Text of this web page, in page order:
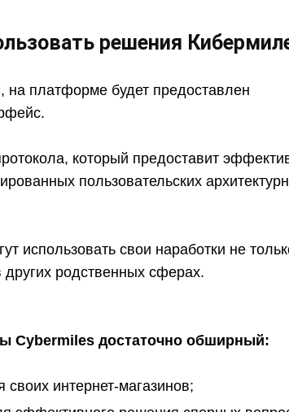
решения
платформе будет предоставлен
который предоставит
пользовательских
использовать свои наработки не
родственных сферах.
Cybermiles достаточно обширный:
интернет-магазинов;